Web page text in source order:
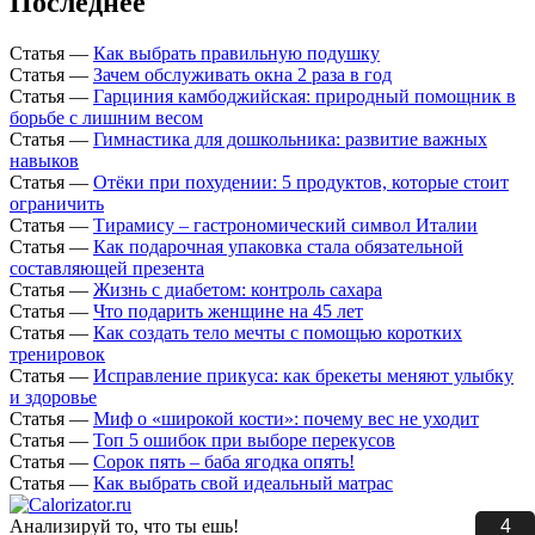
3
Статья — Как выбрать правильную подушку
Статья — Зачем обслуживать окна 2 раза в год
Статья — Гарциния камбоджийская: природный помощник в
борьбе с лишним весом
Статья — Гимнастика для дошкольника: развитие важных
навыков
Статья — Отёки при похудении: 5 продуктов, которые стоит
ограничить
Статья — Тирамису – гастрономический символ Италии
Статья — Как подарочная упаковка стала обязательной
составляющей презента
Статья — Жизнь с диабетом: контроль сахара
Статья — Что подарить женщине на 45 лет
Статья — Как создать тело мечты с помощью коротких
тренировок
Статья — Исправление прикуса: как брекеты меняют улыбку
и здоровье
Статья — Миф о «широкой кости»: почему вес не уходит
Статья — Топ 5 ошибок при выборе перекусов
Статья — Сорок пять – баба ягодка опять!
Статья — Как выбрать свой идеальный матрас
Анализируй то, что ты ешь!